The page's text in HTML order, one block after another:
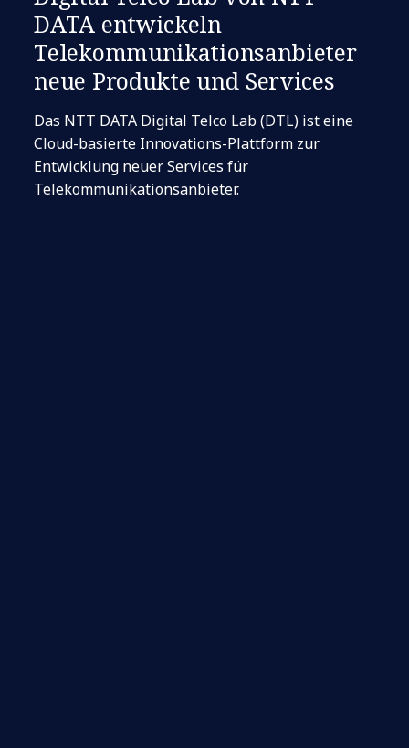
DATA entwickeln
Telekommunikationsanbieter
neue Produkte und Services
Das NTT DATA Digital Telco Lab (DTL) ist eine
Cloud-basierte Innovations-Plattform zur
Entwicklung neuer Services für
Telekommunikationsanbieter.